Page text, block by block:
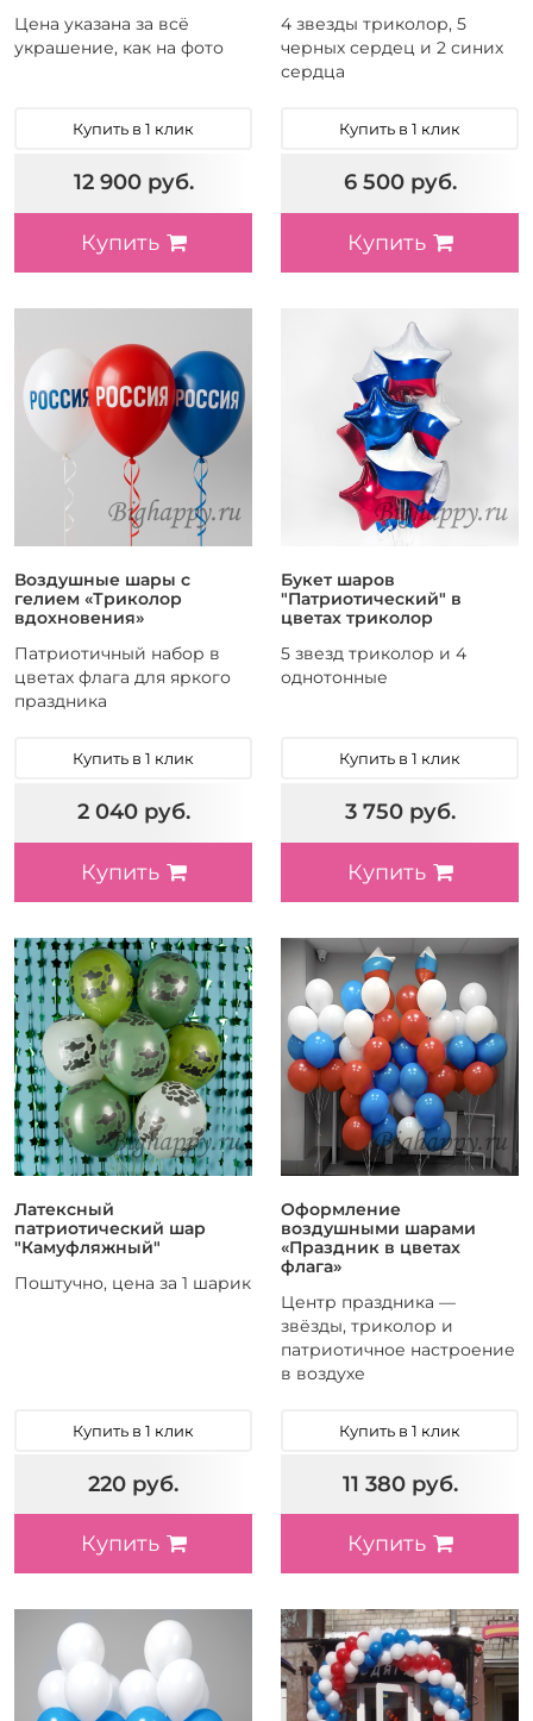
Цена указана за всё
украшение, как на фото
Купить в 1 клик
12 900 руб.
Купить
4 звезды триколор, 5
черных сердец и 2 синих
сердца
Купить в 1 клик
6 500 руб.
Купить
Воздушные шары с
гелием «Триколор
вдохновения»
Патриотичный набор в
цветах флага для яркого
праздника
Купить в 1 клик
2 040 руб.
Купить
Букет шаров
"Патриотический" в
цветах триколор
5 звезд триколор и 4
однотонные
Купить в 1 клик
3 750 руб.
Купить
Латексный
патриотический шар
"Камуфляжный"
Поштучно, цена за 1 шарик
Купить в 1 клик
220 руб.
Купить
Оформление
воздушными шарами
«Праздник в цветах
флага»
Центр праздника —
звёзды, триколор и
патриотичное настроение
в воздухе
Купить в 1 клик
11 380 руб.
Купить